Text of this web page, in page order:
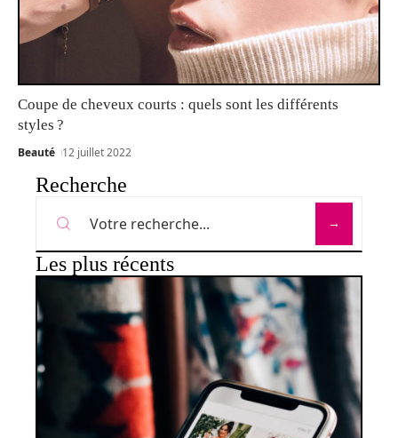
Coupe de cheveux courts : quels sont les différents
styles ?
Beauté 12 juillet 2022
Recherche
Les plus récents